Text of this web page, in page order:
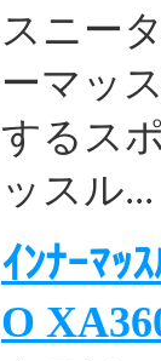
スニー
ーマッ
するス
ッスル...
ｲﾝﾅｰﾏｯ
O